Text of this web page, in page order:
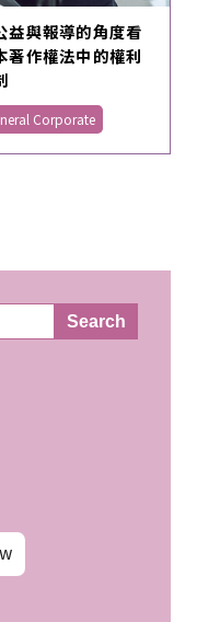
益與報導的角度看
著作權法中的權利
Corporate
Search